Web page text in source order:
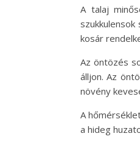
A talaj
kosár
Az öntözés
álljon. Az
növény
A
a hideg